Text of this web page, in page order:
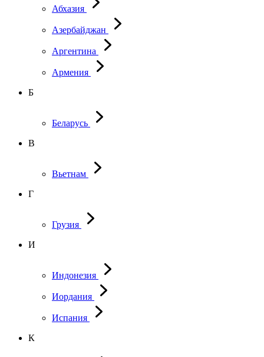
Абхазия
Азербайджан
Аргентина
Армения
Б
Беларусь
В
Вьетнам
Г
Грузия
И
Индонезия
Иордания
Испания
К